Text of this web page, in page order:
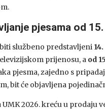
pjesama od
službeno predstavljeni
prijenosu, a od
pjesma, zajedno s
bit će objavljena
UMK 2026. kreću u prodaju